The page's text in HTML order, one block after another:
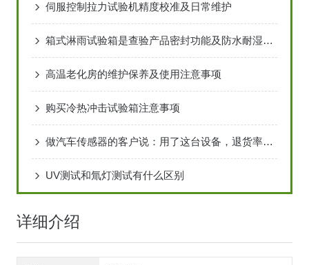
伺服控制拉力试验机精度校准及日常维护
箱式淋雨试验箱是查验产品密封功能及防水耐湿功能的仪器
高温老化房的维护保养及使用注意事项
购买冷热冲击试验箱注意事项
做汽车传感器的客户说：用了这台设备，退货率降了不少
UV测试和氚灯测试有什么区别
详细介绍